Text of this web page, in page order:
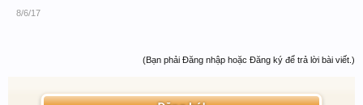
8/6/17
(Bạn phải Đăng nhập hoặc Đăng ký để trả lời bài viết.)